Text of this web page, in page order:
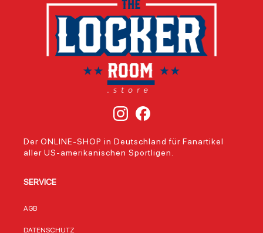
Der ONLINE-SHOP in Deutschland für Fanartikel
aller US-amerikanischen Sportligen.
SERVICE
AGB
DATENSCHUTZ